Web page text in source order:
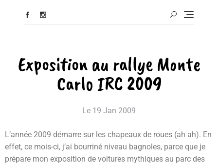
Exposition au rallye Monte
Carlo IRC 2009
Le 19 Jan 2009
L’année 2009 démarre sur les chapeaux de roues (ah ah). En
effet, ce mois-ci, j’ai bourriné niveau bagnoles, parce que je
prépare mon exposition de voitures mythiques au parc des